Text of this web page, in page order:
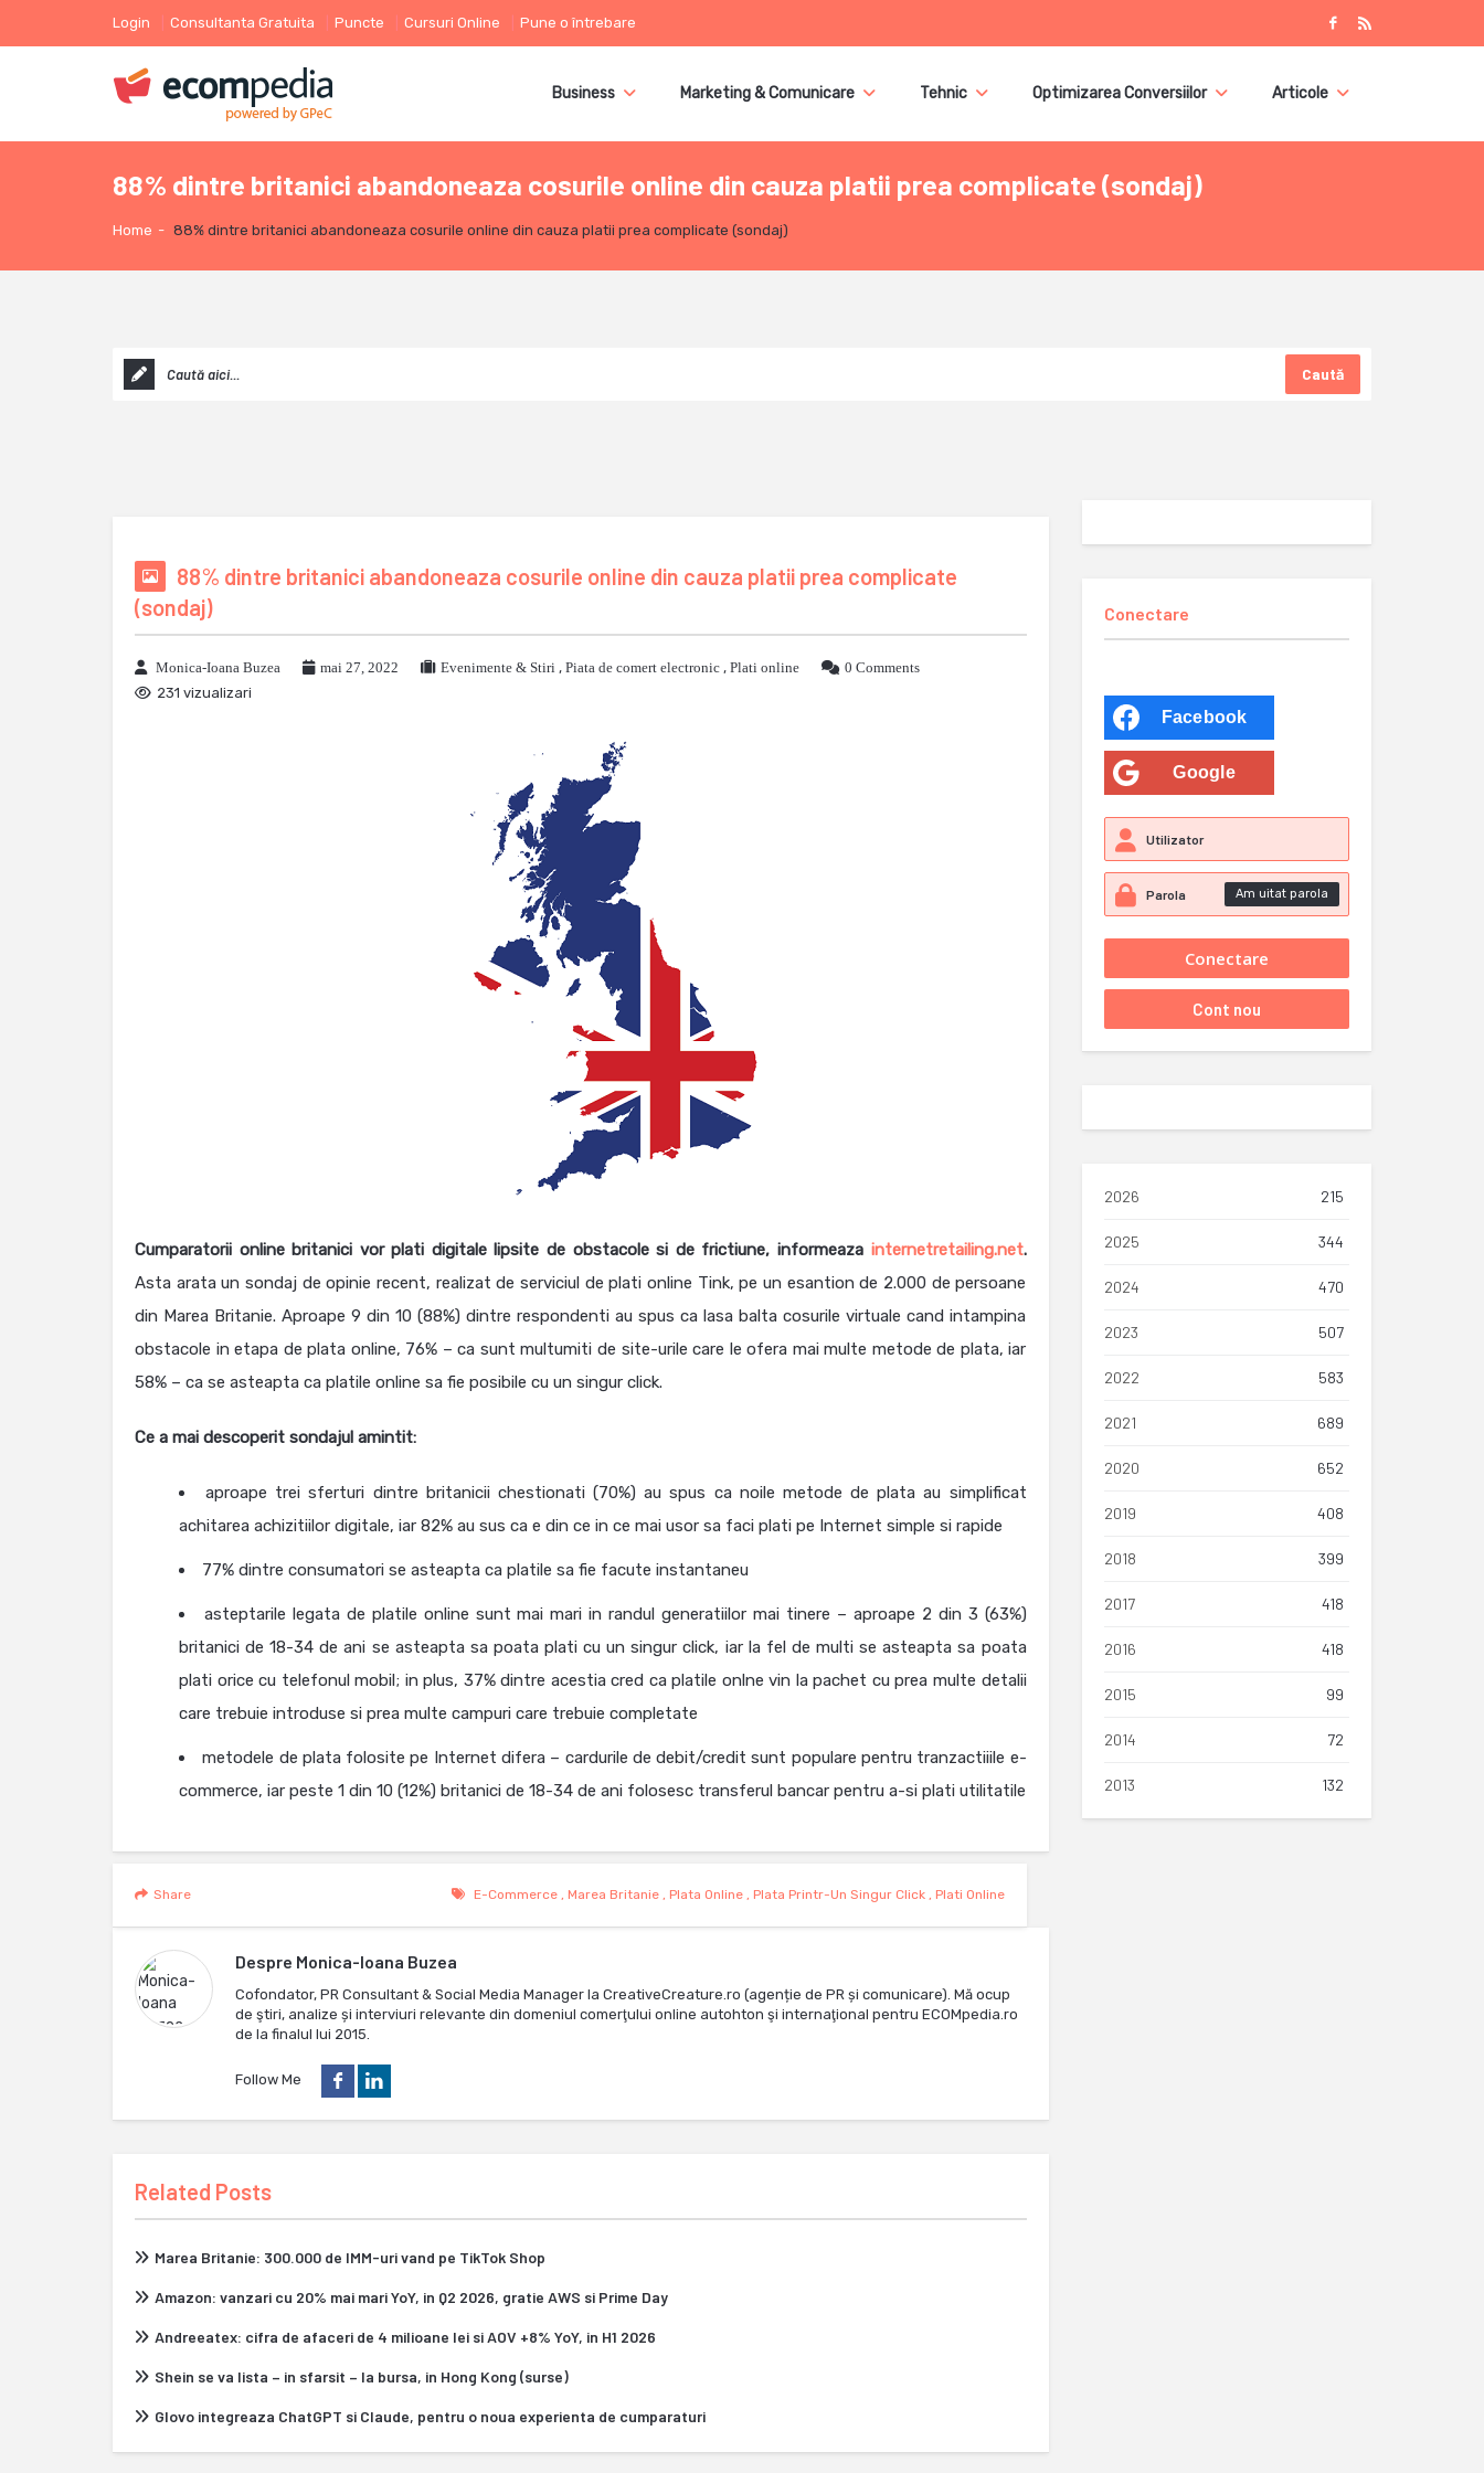
Login Consultanta Gratuita Puncte Cursuri Online Pune o întrebare
Business Marketing & Comunicare Tehnic Optimizarea Conversiilor Articole
88% dintre britanici abandoneaza cosurile online din cauza platii prea complicate (sondaj)
Home - 88% dintre britanici abandoneaza cosurile online din cauza platii prea complicate (sondaj)
Caută
88% dintre britanici abandoneaza cosurile online din cauza platii prea complicate
(sondaj)
Monica-Ioana Buzea mai 27, 2022 Evenimente & Stiri , Piata de comert electronic , Plati online
0 Comments
231 vizualizari
Cumparatorii online britanici vor plati digitale lipsite de obstacole si de frictiune, informeaza internetretailing.net.
Asta arata un sondaj de opinie recent, realizat de serviciul de plati online Tink, pe un esantion de 2.000 de persoane
din Marea Britanie. Aproape 9 din 10 (88%) dintre respondenti au spus ca lasa balta cosurile virtuale cand intampina
obstacole in etapa de plata online, 76% – ca sunt multumiti de site-urile care le ofera mai multe metode de plata, iar
58% – ca se asteapta ca platile online sa fie posibile cu un singur click.
Ce a mai descoperit sondajul amintit:
aproape trei sferturi dintre britanicii chestionati (70%) au spus ca noile metode de plata au simplificat
achitarea achizitiilor digitale, iar 82% au sus ca e din ce in ce mai usor sa faci plati pe Internet simple si rapide
77% dintre consumatori se asteapta ca platile sa fie facute instantaneu
asteptarile legata de platile online sunt mai mari in randul generatiilor mai tinere – aproape 2 din 3 (63%)
britanici de 18-34 de ani se asteapta sa poata plati cu un singur click, iar la fel de multi se asteapta sa poata
plati orice cu telefonul mobil; in plus, 37% dintre acestia cred ca platile onlne vin la pachet cu prea multe detalii
care trebuie introduse si prea multe campuri care trebuie completate
metodele de plata folosite pe Internet difera – cardurile de debit/credit sunt populare pentru tranzactiiile e-
commerce, iar peste 1 din 10 (12%) britanici de 18-34 de ani folosesc transferul bancar pentru a-si plati utilitatile
E-Commerce, Marea Britanie, Plata Online, Plata Printr-Un Singur Click, Plati Online
Share
Despre Monica-Ioana Buzea
Cofondator, PR Consultant & Social Media Manager la CreativeCreature.ro (agenție de PR și comunicare). Mă ocup
de ştiri, analize și interviuri relevante din domeniul comerţului online autohton şi internaţional pentru ECOMpedia.ro
de la finalul lui 2015.
Follow Me
Related Posts
Marea Britanie: 300.000 de IMM-uri vand pe TikTok Shop
Amazon: vanzari cu 20% mai mari YoY, in Q2 2026, gratie AWS si Prime Day
Andreeatex: cifra de afaceri de 4 milioane lei si AOV +8% YoY, in H1 2026
Shein se va lista – in sfarsit – la bursa, in Hong Kong (surse)
Glovo integreaza ChatGPT si Claude, pentru o noua experienta de cumparaturi
Conectare
Facebook
Google
Am uitat parola
2026 215
2025 344
2024 470
2023 507
2022 583
2021 689
2020 652
2019 408
2018 399
2017 418
2016 418
2015 99
2014 72
2013 132